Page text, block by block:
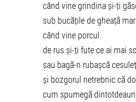
când vine grindina și-ți
sub bucățile de gheață
când vine porcul
de rus și-ți fute ce ai mai
sau bagă-n rubașcă
și bozgorul netrebnic că
cum spumegă